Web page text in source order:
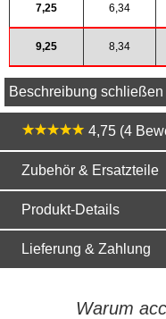
7,25 6,34
9,25 8,34
Beschreibung schließen
4,75 (4
Zubehör & Ersatzteile
Produkt-Details
Lieferung & Zahlung
Warum